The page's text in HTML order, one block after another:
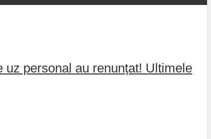
personal au renunțat! Ultimele